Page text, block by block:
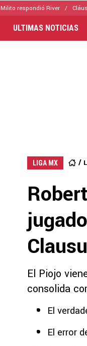
Milito respondió River
ULTIMAS NOTICIAS
LIGA MX
El Piojo
consolida
El
El error